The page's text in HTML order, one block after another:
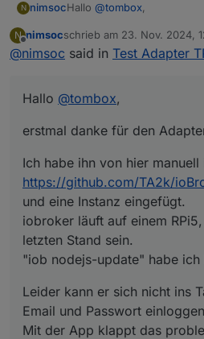
N nimsocHallo @tombox
erstmal danke für den
und eine Instanz eingefügt.
letzten Stand sein.
Leider kann er sich nicht
Mit der App klappt das
Weiter unten ist der Log-
Ich vermute es liegt am
device list".
Im Forum konnte ich keine
Danke und Gruß
tapo.0
2024-11-23 13:05:46.616
tapo.0
2024-11-23 13:05:36.615
non camera devices
2024-11-23 13:05:36.614
cached device list
N
Offline
nimsocschrieb am 23. Nov. 2024,
zuletzt editiert von
@nimsoc said in Test Adapter
Hallo @tombox,
erstmal danke für den
Ich habe ihn von hier manuell
https://github.com/TA2k/
und eine Instanz eingefügt.
iobroker läuft auf einem
letzten Stand sein.
"iob nodejs-update" habe ich
Leider kann er sich nicht ins
Email und Passwort
Mit der App klappt das